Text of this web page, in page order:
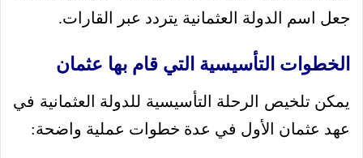
جعل اسم الدولة العثمانية يتردد عبر القارات.
الخطوات التأسيسية التي قام بها عثمان
يمكن تلخيص الرحلة التأسيسية للدولة العثمانية في
عهد عثمان الأول في عدة خطوات عملية واضحة: